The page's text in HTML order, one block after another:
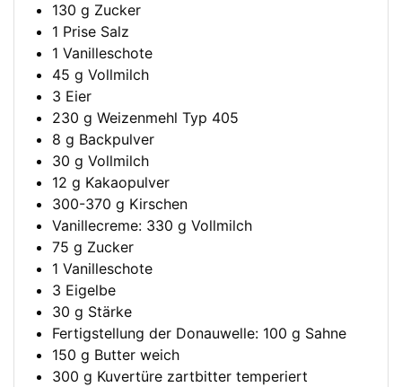
130 g Zucker
1 Prise Salz
1 Vanilleschote
45 g Vollmilch
3 Eier
230 g Weizenmehl Typ 405
8 g Backpulver
30 g Vollmilch
12 g Kakaopulver
300-370 g Kirschen
Vanillecreme: 330 g Vollmilch
75 g Zucker
1 Vanilleschote
3 Eigelbe
30 g Stärke
Fertigstellung der Donauwelle: 100 g Sahne
150 g Butter weich
300 g Kuvertüre zartbitter temperiert